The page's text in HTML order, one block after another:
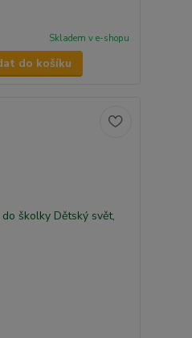
Skladem v e-shopu
do košíku